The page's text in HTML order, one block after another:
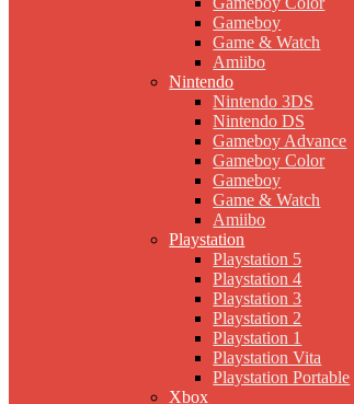
Gameboy
Game & Watch
Amiibo
Nintendo
Nintendo 3DS
Nintendo DS
Gameboy Advance
Gameboy Color
Gameboy
Game & Watch
Amiibo
Playstation
Playstation 5
Playstation 4
Playstation 3
Playstation 2
Playstation 1
Playstation Vita
Playstation Portable
Xbox